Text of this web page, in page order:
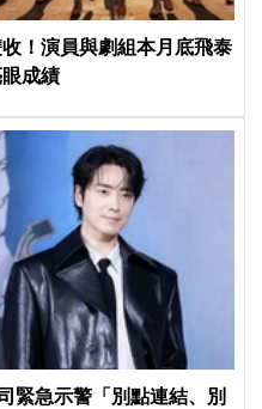
！演員與劇組本月底飛泰
成績
緊急示警「別點連結、別